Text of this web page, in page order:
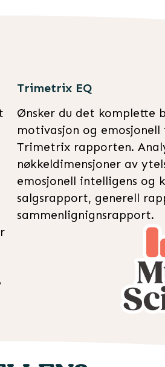
Trimetrix EQ
Ønsker du det komplette
motivasjon og
Trimetrix rapporten.
nøkkeldimensjoner av
emosjonell intelligens og
salgsrapport, generell
sammenlignignsrapport.